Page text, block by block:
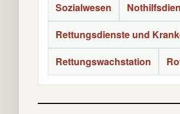
Sozialwesen
Rettungsdienste und
Rettungswachstation